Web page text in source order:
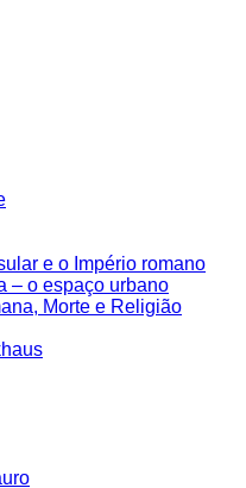
e o Império romano
– o espaço urbano
Morte e Religião